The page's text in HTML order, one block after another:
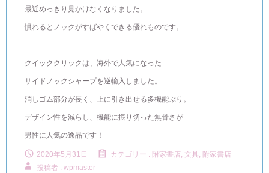
最近めっきり見かけなくなりました。
慣れるとノックがすばやくできる優れものです。
クイッククリックは、海外で人気になった
サイドノックシャープを逆輸入しました。
消しゴム部分が長く、上に引き出せる多機能ぶり。
デザイン性を減らし、機能に振り切った無骨さが
男性に人気の逸品です！
2020年5月31日 カテゴリー : 附家書店, 文具, 附家書店
投稿者 : wpmaster